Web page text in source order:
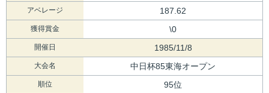
アベレージ 187.62
獲得賞金 \0
開催日 1985/11/8
大会名 中日杯85東海オープン
順位 95位